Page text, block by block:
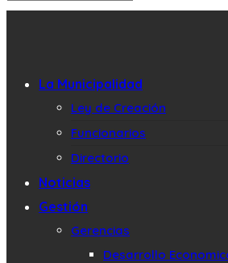
La Municipalidad
Ley de Creación
Funcionarios
Directorio
Noticias
Gestión
Gerencias
Desarrollo